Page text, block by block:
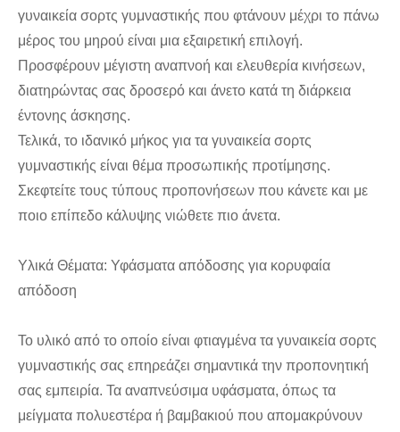
γυναικεία σορτς γυμναστικής που φτάνουν μέχρι το πάνω
μέρος του μηρού είναι μια εξαιρετική επιλογή.
Προσφέρουν μέγιστη αναπνοή και ελευθερία κινήσεων,
διατηρώντας σας δροσερό και άνετο κατά τη διάρκεια
έντονης άσκησης.
Τελικά, το ιδανικό μήκος για τα γυναικεία σορτς
γυμναστικής είναι θέμα προσωπικής προτίμησης.
Σκεφτείτε τους τύπους προπονήσεων που κάνετε και με
ποιο επίπεδο κάλυψης νιώθετε πιο άνετα.
Υλικά Θέματα: Υφάσματα απόδοσης για κορυφαία
απόδοση
Το υλικό από το οποίο είναι φτιαγμένα τα γυναικεία σορτς
γυμναστικής σας επηρεάζει σημαντικά την προπονητική
σας εμπειρία. Τα αναπνεύσιμα υφάσματα, όπως τα
μείγματα πολυεστέρα ή βαμβακιού που απομακρύνουν